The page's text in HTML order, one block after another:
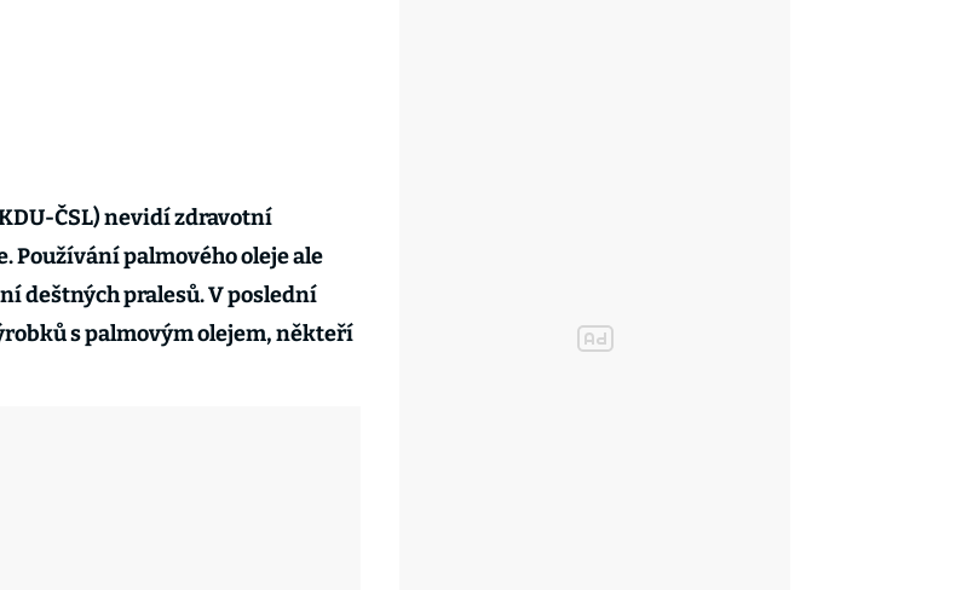
ČSL) nevidí zdravotní
Používání palmového oleje ale
deštných pralesů. V poslední
s palmovým olejem, někteří